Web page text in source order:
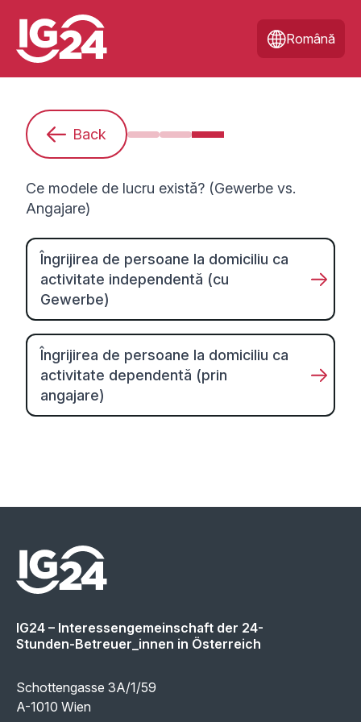
Română
Back Sunt începătoare/începător. Ce
Cum mă pregătesc pentru un
Ce modele de lucru
Ce modele de lucru există? (Gewerbe vs.
Angajare)
Îngrijirea de persoane la domiciliu ca
activitate independentă (cu
Gewerbe)
Îngrijirea de persoane la domiciliu ca
activitate dependentă (prin
angajare)
IG24 – Interessengemeinschaft der 24-
Stunden-Betreuer_innen in Österreich
Schottengasse 3A/1/59
A-1010 Wien